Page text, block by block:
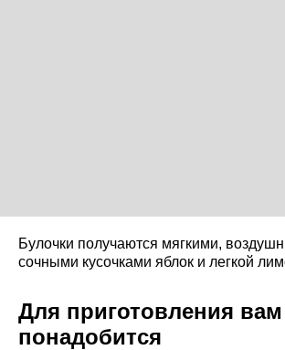
Булочки получаются мягкими,
сочными кусочками яблок и легкой
Для приготовления вам
понадобится